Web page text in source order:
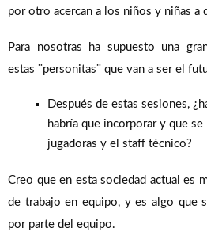
por otro acercan a los niños y niñas a
Para nosotras ha supuesto una
estas ¨personitas¨ que van a ser el
Después de estas sesiones,
habría que incorporar y que
jugadoras y el staff técnico?
Creo que en esta sociedad actual es
de trabajo en equipo, y es algo que
por parte del equipo.